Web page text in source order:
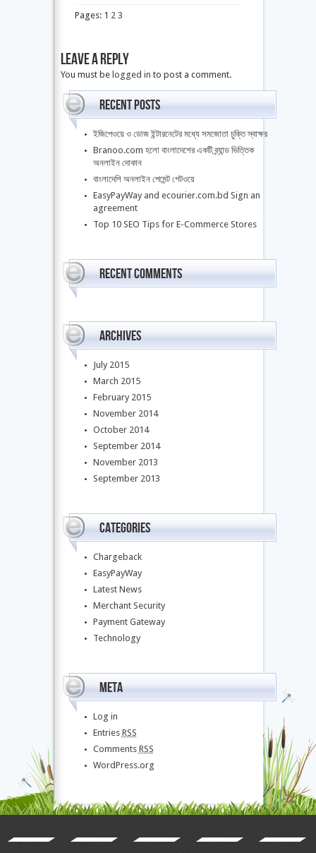
Pages: 1 2 3
Leave a Reply
You must be logged in to post a comment.
Recent Posts
ইজিপেওয়ে ও ডোজ ইন্টারনেটের মধ্যে সমজোতা চুক্তি স্বাক্ষর
Branoo.com হলো বাংলাদেশের একটি ব্র্যান্ড ভিত্তিক
অনলাইন দোকান
বাংলাদেশি অনলাইন পেমেন্ট গেটওয়ে
EasyPayWay and ecourier.com.bd Sign an
agreement
Top 10 SEO Tips for E-Commerce Stores
Recent Comments
Archives
July 2015
March 2015
February 2015
November 2014
October 2014
September 2014
November 2013
September 2013
Categories
Chargeback
EasyPayWay
Latest News
Merchant Security
Payment Gateway
Technology
Meta
Log in
Entries RSS
Comments RSS
WordPress.org